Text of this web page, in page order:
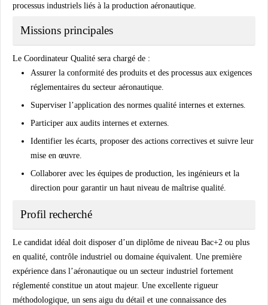
processus industriels liés à la production aéronautique.
Missions principales
Le Coordinateur Qualité sera chargé de :
Assurer la conformité des produits et des processus aux exigences
réglementaires du secteur aéronautique.
Superviser l’application des normes qualité internes et externes.
Participer aux audits internes et externes.
Identifier les écarts, proposer des actions correctives et suivre leur
mise en œuvre.
Collaborer avec les équipes de production, les ingénieurs et la
direction pour garantir un haut niveau de maîtrise qualité.
Profil recherché
Le candidat idéal doit disposer d’un diplôme de niveau Bac+2 ou plus
en qualité, contrôle industriel ou domaine équivalent. Une première
expérience dans l’aéronautique ou un secteur industriel fortement
réglementé constitue un atout majeur. Une excellente rigueur
méthodologique, un sens aigu du détail et une connaissance des